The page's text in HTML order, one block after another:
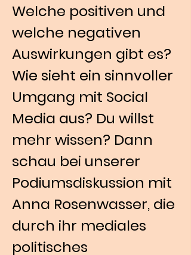
Welche positiven und
welche negativen
Auswirkungen gibt es?
Wie sieht ein sinnvoller
Umgang mit Social
Media aus? Du willst
mehr wissen? Dann
schau bei unserer
Podiumsdiskussion mit
Anna Rosenwasser, die
durch ihr mediales
politisches